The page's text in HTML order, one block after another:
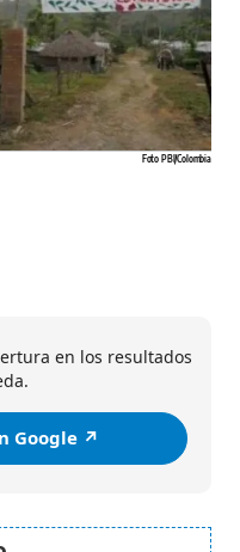
Foto PBI/Colombia
en los resultados
Google ↗️